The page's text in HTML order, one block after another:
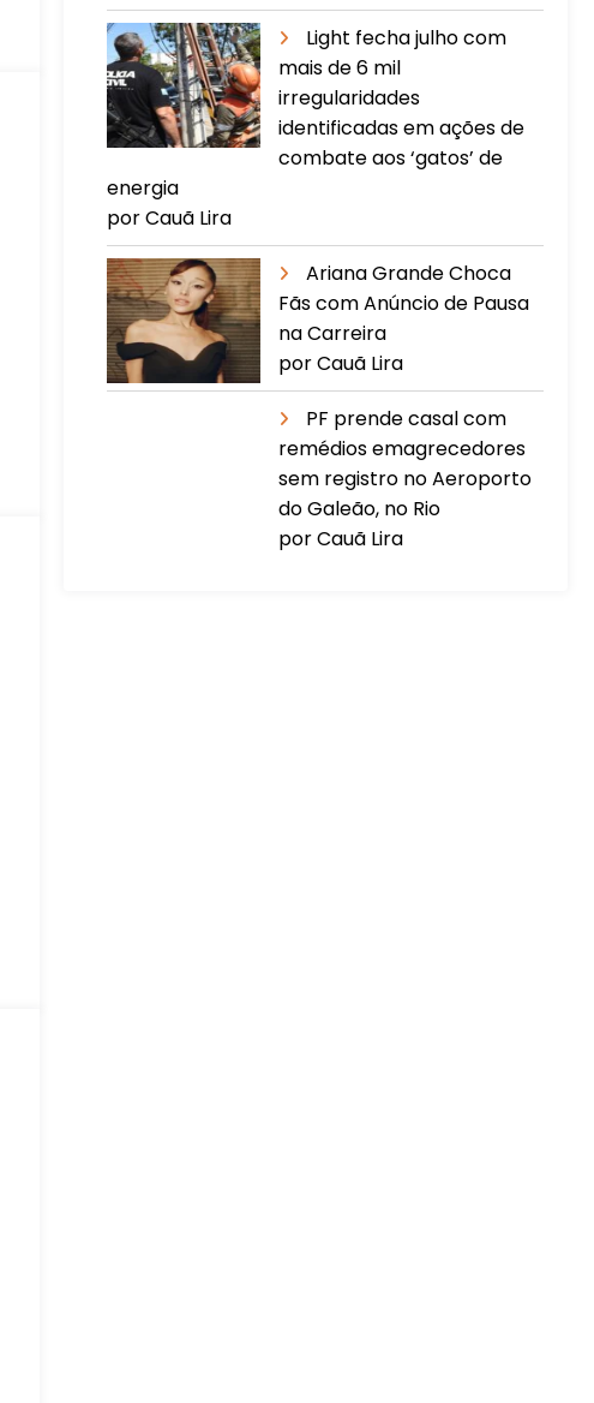
Light fecha julho com
mais de 6 mil
irregularidades
identificadas em ações de
combate aos ‘gatos’ de
energia
por Cauã Lira
Ariana Grande Choca
Fãs com Anúncio de Pausa
na Carreira
por Cauã Lira
PF prende casal com
remédios emagrecedores
sem registro no Aeroporto
do Galeão, no Rio
por Cauã Lira